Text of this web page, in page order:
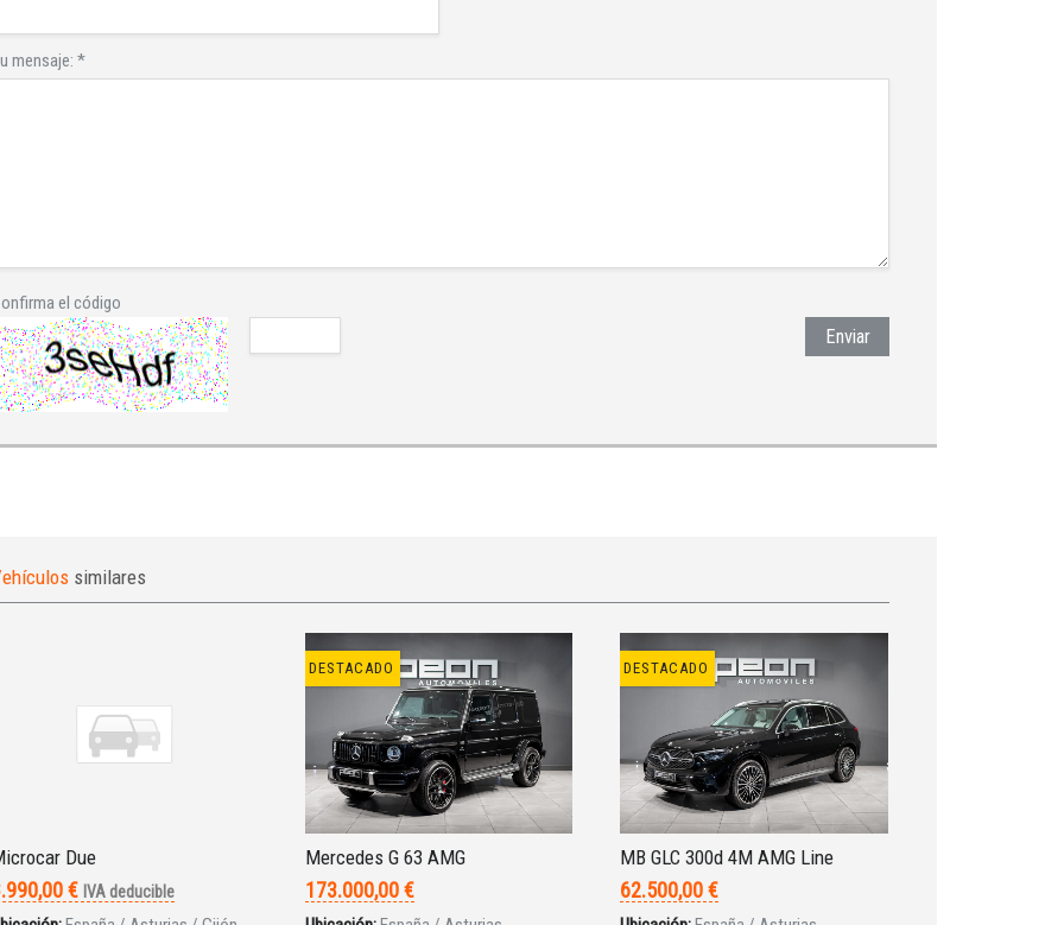
mensaje: *
el código
Enviar
similares
Due
€ IVA deducible
DESTACADO
Mercedes G 63 AMG
173.000,00 €
DESTACADO
MB GLC 300d 4M AMG Line
62.500,00 €